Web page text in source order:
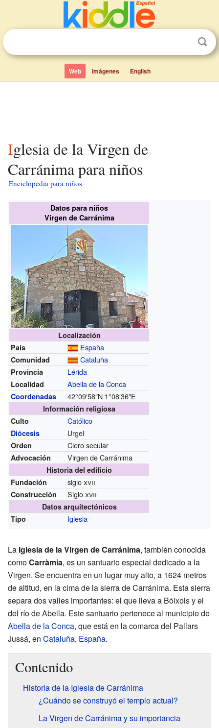
Web Imágenes English
Iglesia de la Virgen de
Carránima para niños
Enciclopedia para niños
Datos para niños
Virgen de Carránima
Localización
País
España
Comunidad Cataluña
Provincia Lérida
Localidad Abella de la Conca
Coordenadas 42°09′58″N 1°08′36″E
Información religiosa
Culto
Católico
Diócesis Urgel
Orden Clero secular
Advocación Virgen de Carránima
Historia del edificio
Fundación
sigloxvii
Construcción Sigloxvii
Datos arquitectónicos
Tipo
Iglesia
La Iglesia de la Virgen de Carránima, también conocida
comoCarràmia, es un santuario especial dedicado a la
Virgen. Se encuentra en un lugar muy alto, a 1624 metros
de altitud, en la cima de la sierra de Carránima. Esta sierra
separa dos valles importantes: el que lleva a Bóixols y el
del río de Abella. Este santuario pertenece al municipio de
Abella de la Conca, que está en la comarca del Pallars
Jussá, en Cataluña, España.
Contenido
Historia de la Iglesia de Carránima
¿Cuándo se construyó el templo actual?
La Virgen de Carránima y su importancia